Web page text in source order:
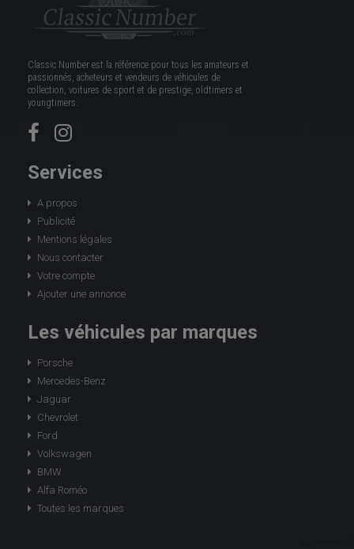
Classic Number est la référence pour tous les amateurs et
passionnés, acheteurs et vendeurs de véhicules de
collection, voitures de sport et de prestige, oldtimers et
youngtimers.
Services
A propos
Publicité
Mentions légales
Nous contacter
Votre compte
Ajouter une annonce
Les véhicules par marques
Porsche
Mercedes-Benz
Jaguar
Chevrolet
Ford
Volkswagen
BMW
Alfa Roméo
Toutes les marques